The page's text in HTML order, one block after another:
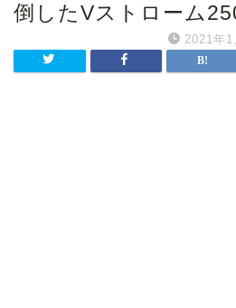
倒したVストローム
2021年1